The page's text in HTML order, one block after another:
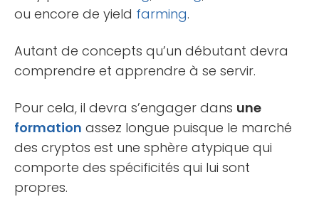
ou encore de yield farming.
Autant de concepts qu’un débutant devra
comprendre et apprendre à se servir.
Pour cela, il devra s’engager dans une
formation assez longue puisque le marché
des cryptos est une sphère atypique qui
comporte des spécificités qui lui sont
propres.